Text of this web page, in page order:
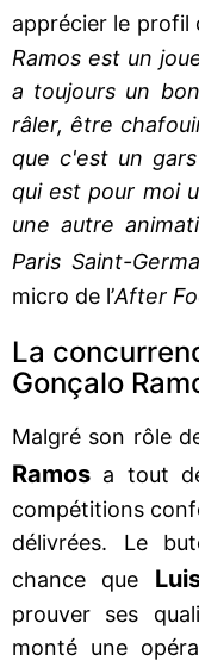
apprécier le profil
Ramos est un
a toujours un
râler, être
que c'est un
qui est pour moi
une autre
Paris Saint-
micro de l’After
La
Gonçalo
Malgré son rôle
Ramos a tout
compétitions
délivrées. Le
chance que
prouver ses
monté une